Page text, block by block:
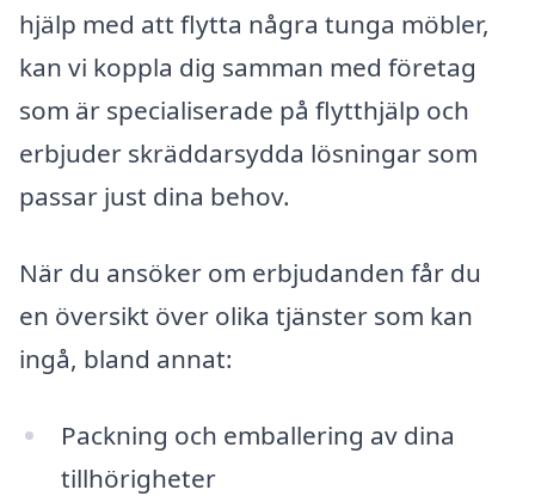
hjälp med att flytta några tunga möbler,
kan vi koppla dig samman med företag
som är specialiserade på flytthjälp och
erbjuder skräddarsydda lösningar som
passar just dina behov.
När du ansöker om erbjudanden får du
en översikt över olika tjänster som kan
ingå, bland annat:
Packning och emballering av dina
tillhörigheter